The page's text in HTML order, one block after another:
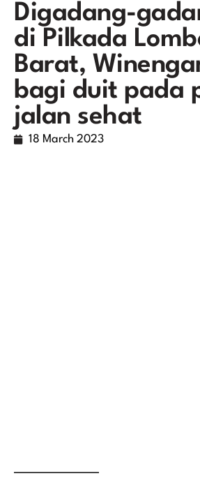
Digadang-
di Pilkada
Barat,
bagi duit pada
jalan sehat
18 March 2023